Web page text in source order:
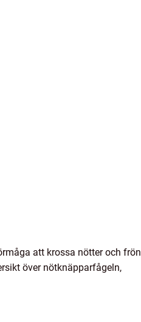
att krossa nötter och frön
över nötknäpparfågeln,